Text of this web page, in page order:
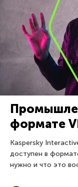
формате
Kaspersky
доступен в
нужно и что это